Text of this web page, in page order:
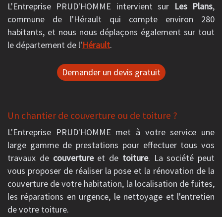
L'Entreprise PRUD'HOMME intervient sur Les Plans,
commune de l'Hérault qui compte environ 280
habitants, et nous nous déplaçons également sur tout
le département de l'Hérault.
Demander un devis gratuit
Un chantier de couverture ou de toiture ?
L'Entreprise PRUD'HOMME met à votre service une
large gamme de prestations pour effectuer tous vos
travaux de couvertureet de toiture. La société peut
vous proposer de réaliser la pose et la rénovation de la
couverture de votre habitation, la localisation de fuites,
les réparations en urgence, le nettoyage et l'entretien
de votre toiture.